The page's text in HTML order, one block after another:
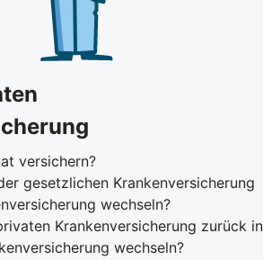
versichern?
gesetzlichen Krankenversicherung
wechseln?
Krankenversicherung zurück in
wechseln?